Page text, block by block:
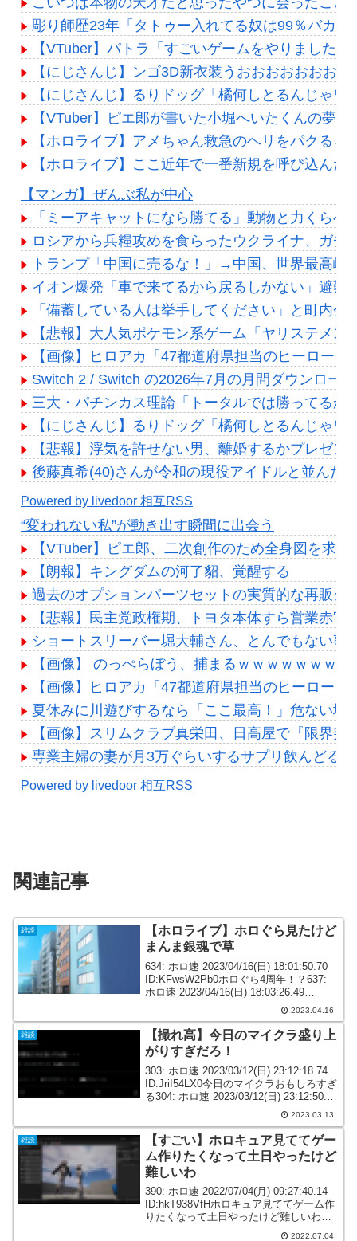
彫り師歴23年「タトゥー入れてる奴は99％バカ
【VTuber】パトラ「すごいゲームをやりまし
【にじさんじ】ンゴ3D新衣装うおおおおおおお
【にじさんじ】るりドッグ「橘何しとるんじゃワ
【VTuber】ピエ郎が書いた小堀へいたくんの夢
【ホロライブ】アメちゃん救急のヘリをパクる→
【ホロライブ】ここ近年で一番新規を呼び込んだ
Powered by livedoor 相互RSS
【マンガ】ぜんぶ私が中心
「ミーアキャットになら勝てる」動物と力くら
ロシアから兵糧攻めを食らったウクライナ、ガチ
トランプ「中国に売るな！」→中国、世界最高峰
イオン爆発「車で来てるから戻るしかない」避
「備蓄している人は挙手してください」と町内
【悲報】大人気ポケモン系ゲーム「ヤリステメ
【画像】ヒロアカ「47都道府県担当のヒーローを
Switch 2 / Switch の2026年7月の月間ダウンロー
三大・パチンカス理論「トータルでは勝ってる
【にじさんじ】るりドッグ「橘何しとるんじゃワ
【悲報】浮気を許せない男、離婚するかプレゼ
後藤真希(40)さんが令和の現役アイドルと並んだ
Powered by livedoor 相互RSS
“変われない私”が動き出す瞬間に出会う
【VTuber】ピエ郎、二次創作のため全身図を求
【朗報】キングダムの河了貂、覚醒する
過去のオプションパーツセットの実質的な再販シ
【悲報】民主党政権期、トヨタ本体すら営業赤
ショートスリーバー堀大輔さん、とんでもない事
【画像】 のっぺらぼう、捕まるｗｗｗｗｗｗｗｗ
【画像】ヒロアカ「47都道府県担当のヒーローを
夏休みに川遊びするなら「ここ最高！」危ない
【画像】スリムクラブ真栄田、日高屋で『限界
専業主婦の妻が月3万ぐらいするサプリ飲んどる
Powered by livedoor 相互RSS
関連記事
雑談
【ホロライブ】ホロぐら見たけど
まんま銀魂で草
634: ホロ速 2023/04/16(日) 18:01:50.70
ID:KFwsW2Pb0ホロぐら4周年！？637:
ホロ速 2023/04/16(日) 18:03:26.49
ID:KFwsW2Pb0ホロぐら銀魂リスペクト
2023.04.16
雑談
【撮れ高】今日のマイクラ盛り上
がりすぎだろ！
303: ホロ速 2023/03/12(日) 23:12:18.74
ID:JriI54LX0今日のマイクラおもしろすぎ
る304: ホロ速 2023/03/12(日) 23:12:50.49
ID:ueT76BCf0今日のマイクラ盛り上が
2023.03.13
雑談
【すごい】ホロキュア見ててゲー
ム作りたくなって土日やったけど
難しいわ
390: ホロ速 2022/07/04(月) 09:27:40.14
ID:hkT938VfHホロキュア見ててゲーム作
りたくなって土日やったけど難しいわ
394: ホロ速 2022/07/04(月) 09:54:03.97
2022.07.04